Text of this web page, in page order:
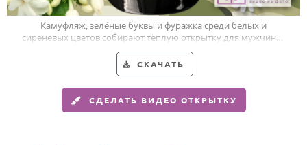
Маме
Папе
Камуфляж, зелёные буквы и фуражка среди белых и
сиреневых цветов собирают тёплую открытку для мужчины-
пограничника.
СКАЧАТЬ
СДЕЛАТЬ ВИДЕО ОТКРЫТКУ